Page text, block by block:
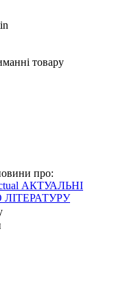
товару
про:
АКТУАЛЬНІ
ЛІТЕРАТУРУ